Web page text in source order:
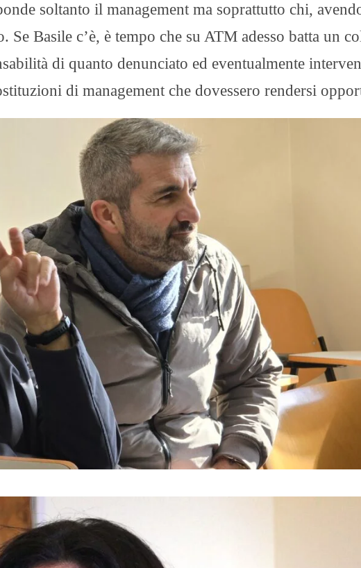
soltanto il management ma soprattutto chi,
Se Basile c’è, è tempo che su ATM adesso batta un
di quanto denunciato ed eventualmente
di management che dovessero rendersi